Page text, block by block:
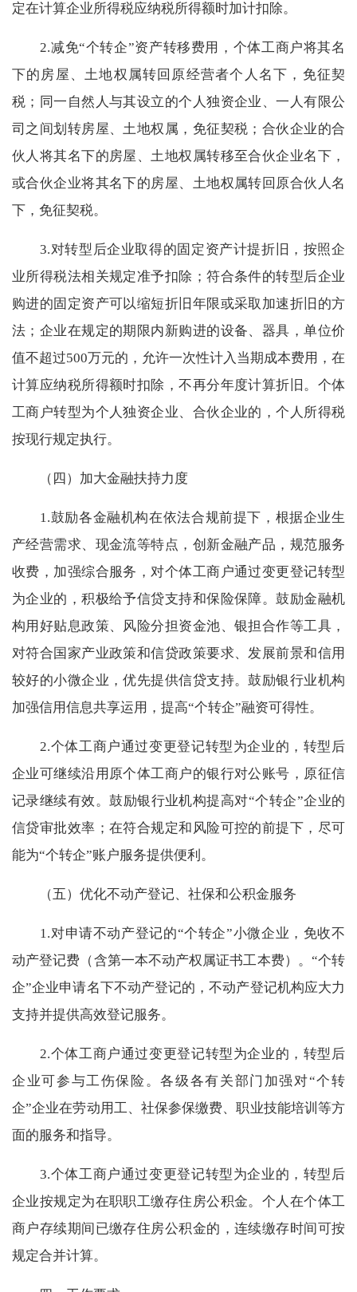
定在计算企业所得税应纳税所得额时加计扣除。
2.减免“个转企”资产转移费用，个体工商户将其名
下的房屋、土地权属转回原经营者个人名下，免征契
税；同一自然人与其设立的个人独资企业、一人有限公
司之间划转房屋、土地权属，免征契税；合伙企业的合
伙人将其名下的房屋、土地权属转移至合伙企业名下，
或合伙企业将其名下的房屋、土地权属转回原合伙人名
下，免征契税。
3.对转型后企业取得的固定资产计提折旧，按照企
业所得税法相关规定准予扣除；符合条件的转型后企业
购进的固定资产可以缩短折旧年限或采取加速折旧的方
法；企业在规定的期限内新购进的设备、器具，单位价
值不超过500万元的，允许一次性计入当期成本费用，在
计算应纳税所得额时扣除，不再分年度计算折旧。个体
工商户转型为个人独资企业、合伙企业的，个人所得税
按现行规定执行。
（四）加大金融扶持力度
1.鼓励各金融机构在依法合规前提下，根据企业生
产经营需求、现金流等特点，创新金融产品，规范服务
收费，加强综合服务，对个体工商户通过变更登记转型
为企业的，积极给予信贷支持和保险保障。鼓励金融机
构用好贴息政策、风险分担资金池、银担合作等工具，
对符合国家产业政策和信贷政策要求、发展前景和信用
较好的小微企业，优先提供信贷支持。鼓励银行业机构
加强信用信息共享运用，提高“个转企”融资可得性。
2.个体工商户通过变更登记转型为企业的，转型后
企业可继续沿用原个体工商户的银行对公账号，原征信
记录继续有效。鼓励银行业机构提高对“个转企”企业的
信贷审批效率；在符合规定和风险可控的前提下，尽可
能为“个转企”账户服务提供便利。
（五）优化不动产登记、社保和公积金服务
1.对申请不动产登记的“个转企”小微企业，免收不
动产登记费（含第一本不动产权属证书工本费）。“个转
企”企业申请名下不动产登记的，不动产登记机构应大力
支持并提供高效登记服务。
2.个体工商户通过变更登记转型为企业的，转型后
企业可参与工伤保险。各级各有关部门加强对“个转
企”企业在劳动用工、社保参保缴费、职业技能培训等方
面的服务和指导。
3.个体工商户通过变更登记转型为企业的，转型后
企业按规定为在职职工缴存住房公积金。个人在个体工
商户存续期间已缴存住房公积金的，连续缴存时间可按
规定合并计算。